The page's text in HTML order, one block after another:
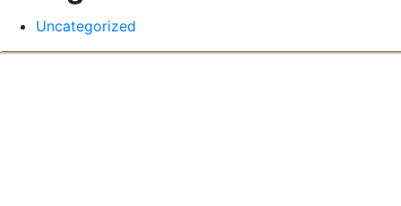
Uncategorized